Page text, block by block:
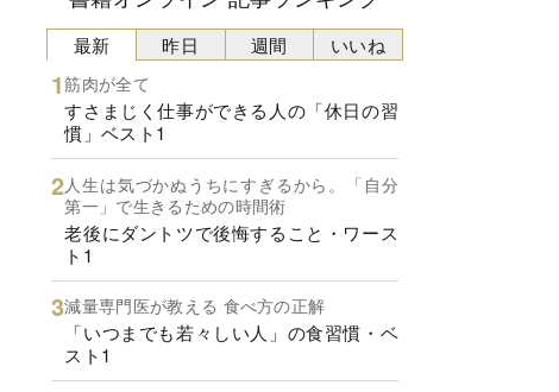
最新
筋肉が全て
すさまじく仕事ができる人の「休日の習
慣」ベスト1
人生は気づかぬうちにすぎるから。「自分
第一」で生きるための時間術
老後にダントツで後悔すること・ワース
ト1
減量専門医が教える 食べ方の正解
「いつまでも若々しい人」の食習慣・ベ
スト1
昨日 週間 いいね